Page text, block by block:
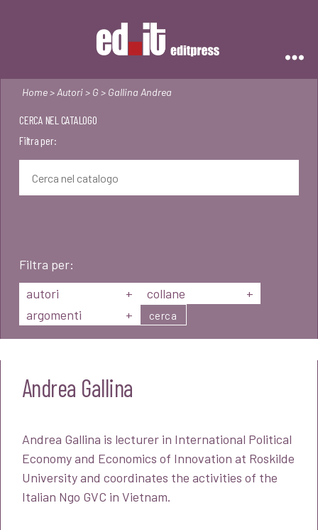
Home> Autori> G > Gallina Andrea
CERCA NEL CATALOGO
Filtra per:
Filtra per:
autori
+ collane
+
argomenti
+ cerca
Andrea Gallina
Andrea Gallina is lecturer in International Political
Economy and Economics of Innovation at Roskilde
University and coordinates the activities of the
Italian Ngo GVC in Vietnam.